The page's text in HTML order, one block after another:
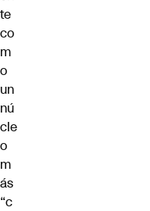
te
co
m
o
un
nú
cle
o
m
ás
“c